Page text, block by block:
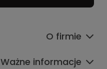
O firmie
Ważne informacje